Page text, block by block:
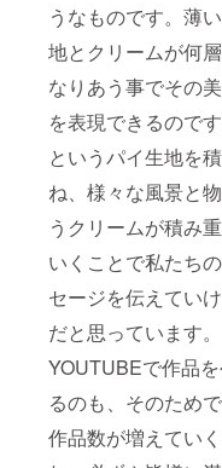
うなものです。薄
地とクリームが何
なりあう事でその
を表現できるので
というパイ生地を
ね、様々な風景と
うクリームが積み
いくことで私たち
セージを伝えてい
だと思っています。
YOUTUBEで作品
るのも、そのためで
作品数が増えてい